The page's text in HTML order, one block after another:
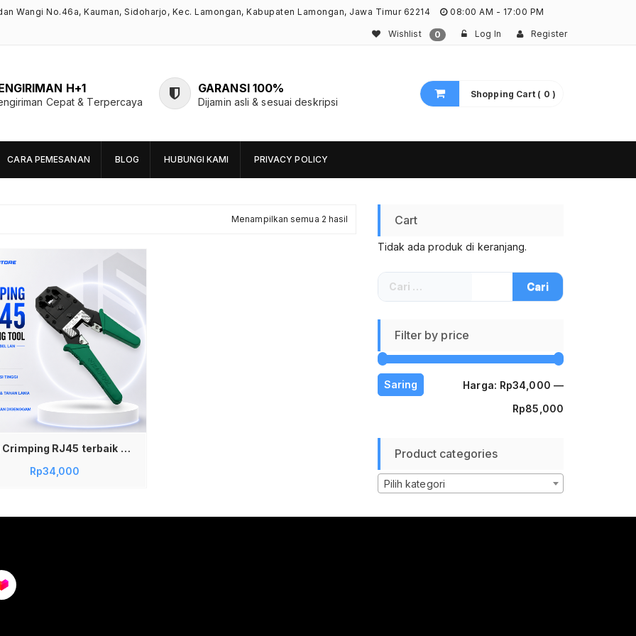
Wangi No.46a, Kauman, Sidoharjo, Kec. Lamongan, Kabupaten Lamongan, Jawa Timur 62214 08:00 AM - 17:00 PM
Wishlist 0 Log In Register
H+1
Cepat & Terpercaya
GARANSI 100%
Dijamin asli & sesuai deskripsi
Shopping Cart ( 0 )
CARA PEMESANAN BLOG HUBUNGI KAMI PRIVACY POLICY
Menampilkan semua 2 hasil
menurut
Tang Crimping RJ45 terbaik Crimping Tool RJ45 Crimping RJ45 Tang Crimping Kabel LAN Tang Kabel LAN
Rp34,000
Cart
Tidak ada produk di keranjang.
Cari
untuk:
Filter by price
Harga
Harga
Saring Harga: Rp34,000 —
Rp85,000
Product categories
Pilih kategori